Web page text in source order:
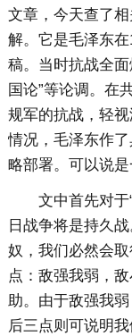
文章，今天查了
解。它是毛泽东
稿。当时抗战全面
国论”等论调。在
规军的抗战，轻
情况，毛泽东作
略部署。可以说是
文中首先对于
日战争将是持久
奴，我们必然会
点：敌强我弱，
助。由于敌强我
后三点则可说明